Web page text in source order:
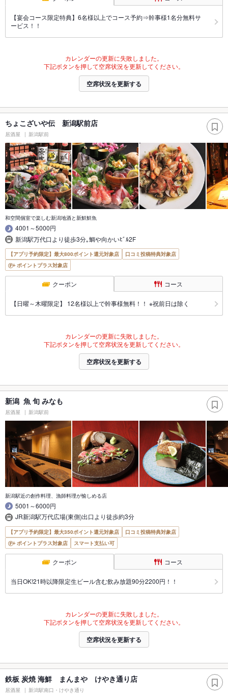
【宴会コース限定特典】6名様以上でコース予約⇒幹事様1名分無料サ
ービス！！
カレンダーの更新に失敗しました。
下記ボタンを押して空席状況を更新してください。
空席状況を更新する
ちょこざいや伝 新潟駅前店
居酒屋 新潟駅前
和空間個室で楽しむ新潟地酒と新鮮鮮魚
4001～5000円
新潟駅万代口より徒歩3分｡鯛や向かいﾋﾞﾙ2F
【アプリ予約限定】最大800ポイント還元対象店
口コミ投稿特典対象店
ポイントプラス対象店
クーポン コース
【日曜～木曜限定】 12名様以上で幹事様無料！！ ※祝前日は除く
カレンダーの更新に失敗しました。
下記ボタンを押して空席状況を更新してください。
空席状況を更新する
新潟 魚 旬 みなも
居酒屋 新潟駅前
新潟駅近の創作料理、漁師料理が愉しめる店
5001～6000円
JR新潟駅万代広場(東側)出口より徒歩約3分
【アプリ予約限定】最大350ポイント還元対象店
口コミ投稿特典対象店
ポイントプラス対象店
スマート支払い可
クーポン コース
当日OK!21時以降限定生ビール含む飲み放題90分2200円！！
カレンダーの更新に失敗しました。
下記ボタンを押して空席状況を更新してください。
空席状況を更新する
鉄板 炭焼 海鮮 まんまや けやき通り店
居酒屋 新潟駅南口・けやき通り